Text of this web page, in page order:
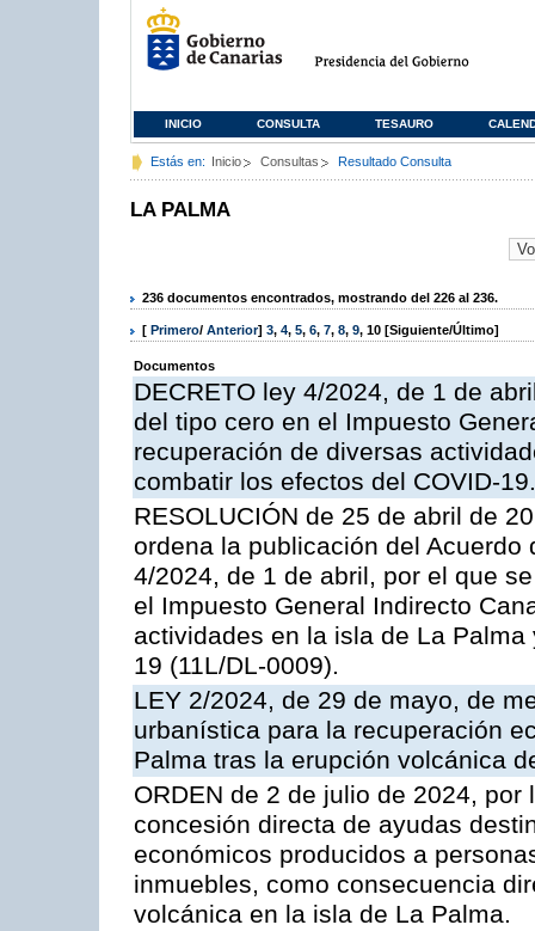
INICIO CONSULTA TESAURO
Estás en: Inicio Consultas Resultado Consulta
LA PALMA
236 documentos encontrados, mostrando del 226 al 236.
[ Primero/ Anterior] 3, 4, 5, 6, 7, 8, 9, 10 [Siguiente/Último]
Documentos
DECRETO ley 4/2024, de 1 de
del tipo cero en el Impuesto
recuperación de diversas
combatir los efectos del COVID-19.
RESOLUCIÓN de 25 de abril de
ordena la publicación del
4/2024, de 1 de abril, por el que
el Impuesto General Indirecto
actividades en la isla de La
19 (11L/DL-0009).
LEY 2/2024, de 29 de mayo, de
urbanística para la recuperación
Palma tras la erupción volcánica
ORDEN de 2 de julio de 2024,
concesión directa de ayudas
económicos producidos a
inmuebles, como consecuencia
volcánica en la isla de La Palma.